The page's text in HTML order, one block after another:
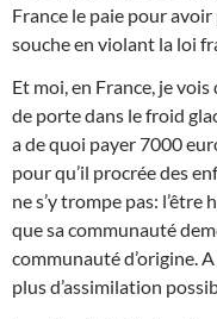
France le paie pour avoir
souche en violant la loi
Et moi, en France, je
de porte dans le froid
a de quoi payer 7000
pour qu’il procrée des
ne s’y trompe pas:
que sa communauté
communauté d’origine.
plus d’assimilation